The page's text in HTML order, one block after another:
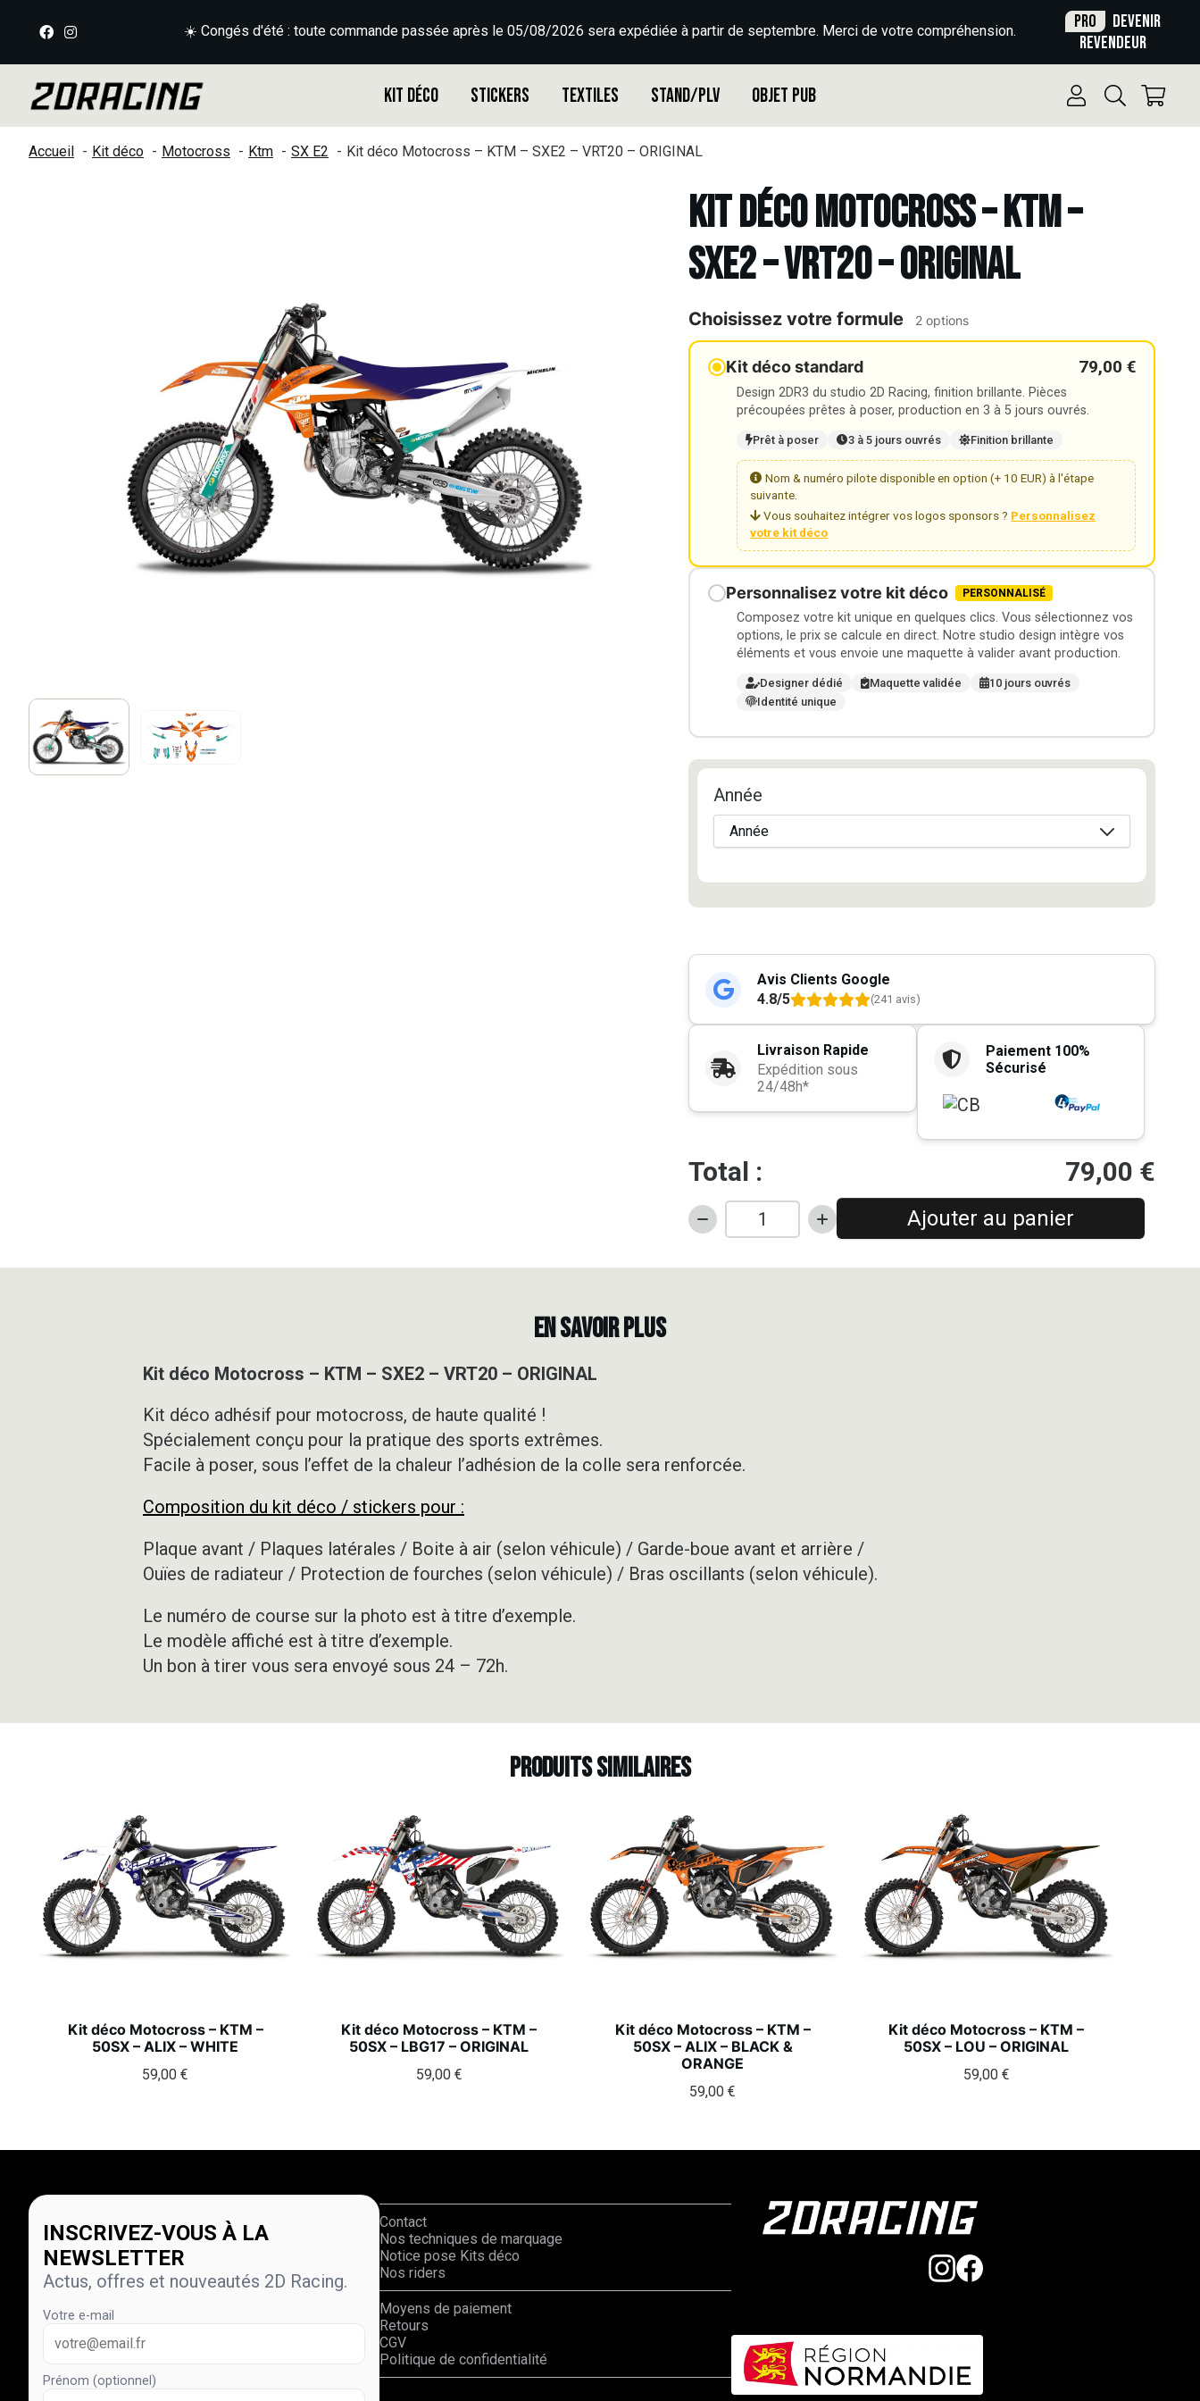
☀️ Congés d'été : toute commande passée après le 05/08/2026 sera expédiée à partir de septembre. Merci de votre compréhension. Pro
Devenir
revendeur
Kit déco Stickers Textiles Stand/PLV Objet Pub
Accueil Kit déco Motocross Ktm SX E2 Kit déco Motocross – KTM – SXE2 – VRT20 – ORIGINAL
Kit déco Motocross – KTM –
SXE2 – VRT20 – ORIGINAL
Choisissez votre formule 2 options
Kit déco standard 79,00 €
Design 2DR3 du studio 2D Racing, finition brillante. Pièces
précoupées prêtes à poser, production en 3 à 5 jours ouvrés.
Prêt à poser 3 à 5 jours ouvrés Finition brillante
Nom & numéro pilote disponible en option (+ 10 EUR) à l'étape
suivante.
Vous souhaitez intégrer vos logos sponsors ? Personnalisez
votre kit déco
Personnalisez votre kit déco PERSONNALISÉ
Composez votre kit unique en quelques clics. Vous sélectionnez vos
options, le prix se calcule en direct. Notre studio design intègre vos
éléments et vous envoie une maquette à valider avant production.
Designer dédié Maquette validée
10 jours ouvrés
Identité unique
Année
Avis Clients Google
4.8/5
(241 avis)
Livraison Rapide
Expédition sous
24/48h*
Paiement 100%
Sécurisé
Total : 79,00 €
quantité
Kit
-
Ajouter au panier
EN SAVOIR PLUS
Kit déco Motocross – KTM – SXE2 – VRT20 – ORIGINAL
Kit déco adhésif pour motocross, de haute qualité !
Spécialement conçu pour la pratique des sports extrêmes.
Facile à poser, sous l’effet de la chaleur l’adhésion de la colle sera renforcée.
Composition du kit déco / stickers pour :
Plaque avant / Plaques latérales / Boite à air (selon véhicule) / Garde-boue avant et arrière /
Ouïes de radiateur / Protection de fourches (selon véhicule) / Bras oscillants (selon véhicule).
Le numéro de course sur la photo est à titre d’exemple.
Le modèle affiché est à titre d’exemple.
Un bon à tirer vous sera envoyé sous 24 – 72h.
Produits similaires
Kit déco Motocross – KTM –
50SX – ALIX – WHITE
59,00€
Kit déco Motocross – KTM –
50SX – LBG17 – ORIGINAL
59,00 €
Kit déco Motocross – KTM –
50SX – ALIX – BLACK &
ORANGE
59,00€
Kit déco Motocross – KTM –
50SX – LOU – ORIGINAL
59,00 €
INSCRIVEZ-VOUS À LA
NEWSLETTER
Actus, offres et nouveautés 2D Racing.
Votre e-mail
Prénom (optionnel)
Contact
Nos techniques de marquage
Notice pose Kits déco
Nos riders
Moyens de paiement
Retours
CGV
Politique de confidentialité